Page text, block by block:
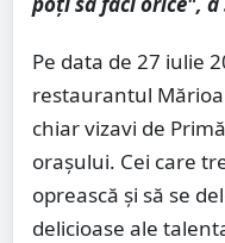
Pe data de 27 iulie
restaurantul
chiar vizavi de
orașului. Cei care
oprească și să se
delicioase ale